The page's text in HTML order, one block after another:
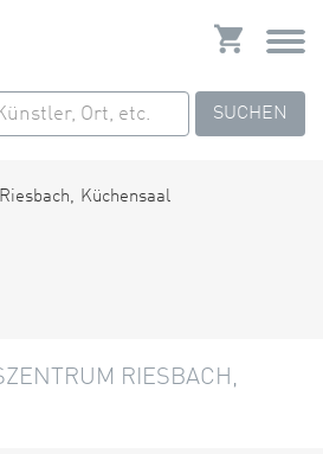
SUCHEN
RIESBACH,